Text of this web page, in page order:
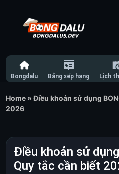
Bongdalu Bảng xếp hạng Lịch
Home »Điều khoản sử dụng
2026
Điều khoản sử
Quy tắc cần biết